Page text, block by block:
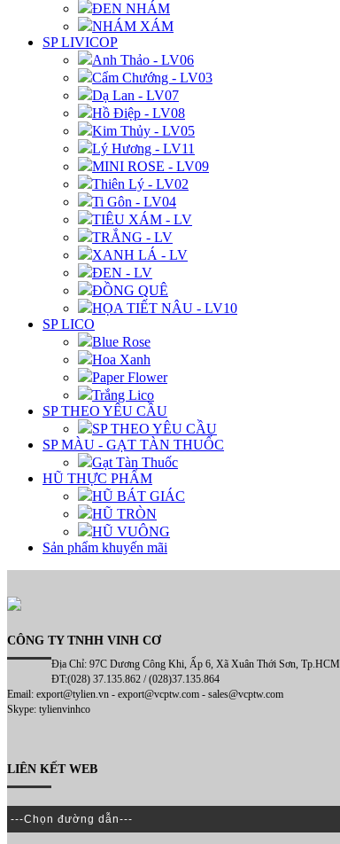
ĐEN NHÁM
NHÁM XÁM
SP LIVICOP
Anh Thảo - LV06
Cẩm Chướng - LV03
Dạ Lan - LV07
Hồ Điệp - LV08
Kim Thủy - LV05
Lý Hương - LV11
MINI ROSE - LV09
Thiên Lý - LV02
Ti Gôn - LV04
TIÊU XÁM - LV
TRẮNG - LV
XANH LÁ - LV
ĐEN - LV
ĐỒNG QUÊ
HỌA TIẾT NÂU - LV10
SP LICO
Blue Rose
Hoa Xanh
Paper Flower
Trắng Lico
SP THEO YÊU CẦU
SP THEO YÊU CẦU
SP MÀU - GẠT TÀN THUỐC
Gạt Tàn Thuốc
HŨ THỰC PHẨM
HŨ BÁT GIÁC
HŨ TRÒN
HŨ VUÔNG
Sản phẩm khuyến mãi
CÔNG TY TNHH VINH CƠ
Địa Chỉ: 97C Dương Công Khi, Ấp 6, Xã Xuân Thới Sơn, Tp.HCM
ĐT:(028) 37.135.862 / (028)37.135.864
Email: export@tylien.vn - export@vcptw.com - sales@vcptw.com
Skype: tylienvinhco
LIÊN KẾT WEB